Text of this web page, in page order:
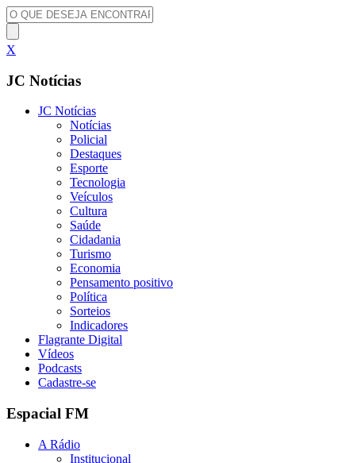
X
JC Notícias
JC Notícias
Notícias
Policial
Destaques
Esporte
Tecnologia
Veículos
Cultura
Saúde
Cidadania
Turismo
Economia
Pensamento positivo
Política
Sorteios
Indicadores
Flagrante Digital
Vídeos
Podcasts
Cadastre-se
Espacial FM
A Rádio
Institucional